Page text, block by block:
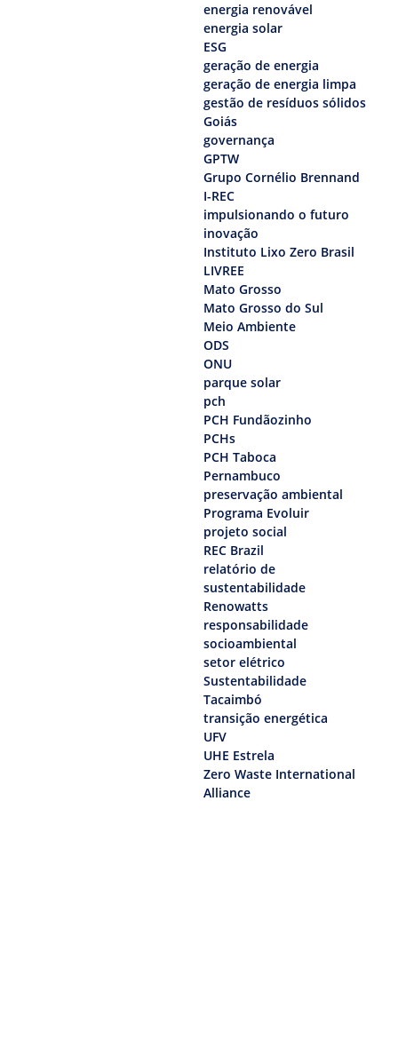
energia renovável
energia solar
ESG
geração de energia
geração de energia limpa
gestão de resíduos sólidos
Goiás
governança
GPTW
Grupo Cornélio Brennand
I-REC
impulsionando o futuro
inovação
Instituto Lixo Zero Brasil
LIVREE
Mato Grosso
Mato Grosso do Sul
Meio Ambiente
ODS
ONU
parque solar
pch
PCH Fundãozinho
PCHs
PCH Taboca
Pernambuco
preservação ambiental
Programa Evoluir
projeto social
REC Brazil
relatório de
sustentabilidade
Renowatts
responsabilidade
socioambiental
setor elétrico
Sustentabilidade
Tacaimbó
transição energética
UFV
UHE Estrela
Zero Waste International
Alliance